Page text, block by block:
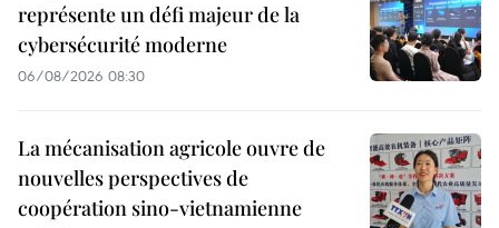
représente un défi majeur de la
cybersécurité moderne
06/08/2026 08:30
La mécanisation agricole ouvre de
nouvelles perspectives de
coopération sino-vietnamienne